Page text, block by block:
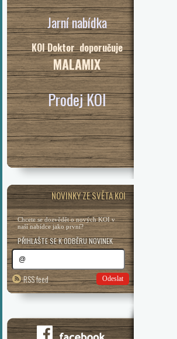
Jarní nabídka
KOI Doktor doporučuje
MALAMIX
Prodej KOI
NOVINKY ZE SVĚTA KOI
Chcete se dozvědět o nových KOI v
naší nabídce jako první?
PŘIHLAŠTE SE K ODBĚRU NOVINEK
RSS feed Odeslat